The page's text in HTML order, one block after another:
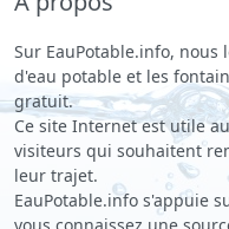
Sur EauPotable.info, nous
d'eau potable et les
gratuit.
Ce site Internet est utile
visiteurs qui souhaitent
leur trajet.
EauPotable.info s'appuie